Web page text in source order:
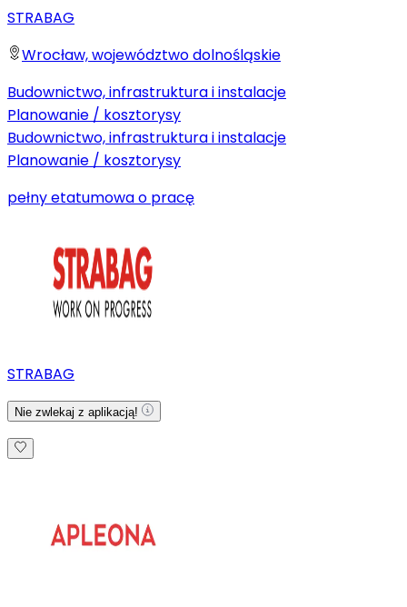
STRABAG
Wrocław, województwo dolnośląskie
Budownictwo, infrastruktura i instalacje
Planowanie / kosztorysy
Budownictwo, infrastruktura i instalacje
Planowanie / kosztorysy
pełny etatumowa o pracę
STRABAG
Nie zwlekaj z aplikacją!